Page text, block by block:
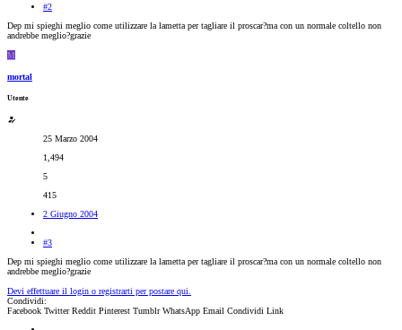
#2
Dep mi spieghi meglio come utilizzare la lametta per tagliare il proscar?ma con un normale coltello non
andrebbe meglio?grazie
M
mortal
Utente
25 Marzo 2004
1,494
5
415
2 Giugno 2004
#3
Dep mi spieghi meglio come utilizzare la lametta per tagliare il proscar?ma con un normale coltello non
andrebbe meglio?grazie
Devi effettuare il login o registrarti per postare qui.
Condividi:
Facebook Twitter Reddit Pinterest Tumblr WhatsApp Email Condividi Link